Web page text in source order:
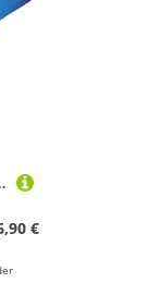
UV-Schutz 50+, Vorderseite Teilweise Gefüttert
€